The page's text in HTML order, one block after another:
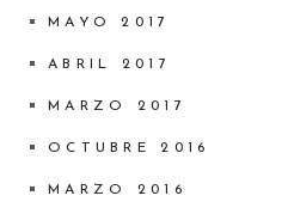
MAYO 2017
ABRIL 2017
MARZO 2017
OCTUBRE 2016
MARZO 2016